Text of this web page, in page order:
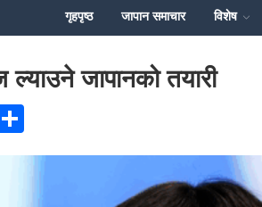
गृहपृष्ठ जापान समाचार विशेष
जापानको तयारी
X